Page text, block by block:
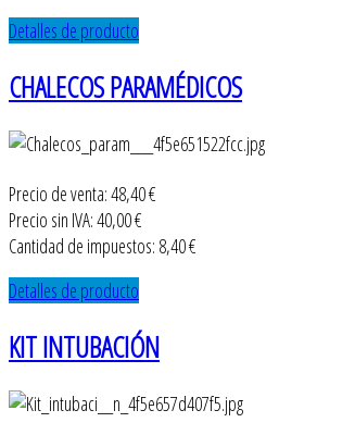
Detalles de producto
CHALECOS PARAMÉDICOS
Precio de venta:48,40 €
Precio sin IVA:40,00 €
Cantidad de impuestos: 8,40 €
Detalles de producto
KIT INTUBACIÓN